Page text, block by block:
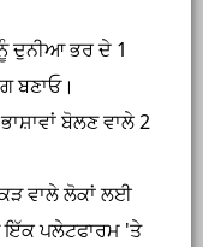
ਦੁਨੀਆ ਭਰ ਦੇ 1
ਬਣਾਓ।
ਬੋਲਣ ਵਾਲੇ 2
ਵਾਲੇ ਲੋਕਾਂ ਲਈ
ਇੱਕ ਪਲੇਟਫਾਰਮ 'ਤੇ